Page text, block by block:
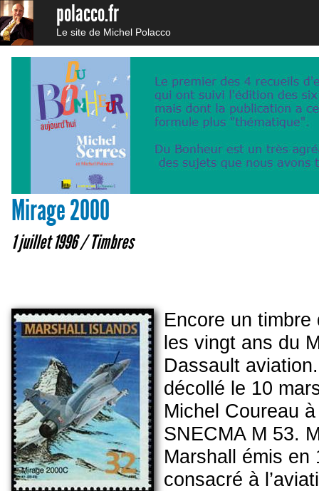
polacco.fr
Le site de Michel Polacco
Mirage 2000
1 juillet 1996 /Timbres
Encore un
les vingt ans du
Dassault
décollé le 10
Michel Coureau
SNECMA M 53.
Marshall émis en
consacré à